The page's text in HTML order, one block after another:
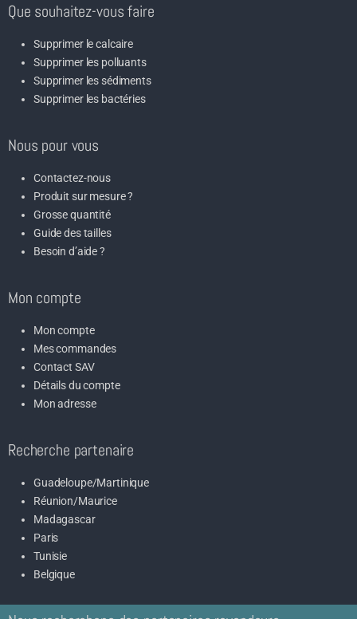
Que souhaitez-vous faire
Supprimer le calcaire
Supprimer les polluants
Supprimer les sédiments
Supprimer les bactéries
Nous pour vous
Contactez-nous
Produit sur mesure ?
Grosse quantité
Guide des tailles
Besoin d’aide ?
Mon compte
Mon compte
Mes commandes
Contact SAV
Détails du compte
Mon adresse
Recherche partenaire
Guadeloupe/Martinique
Réunion/Maurice
Madagascar
Paris
Tunisie
Belgique